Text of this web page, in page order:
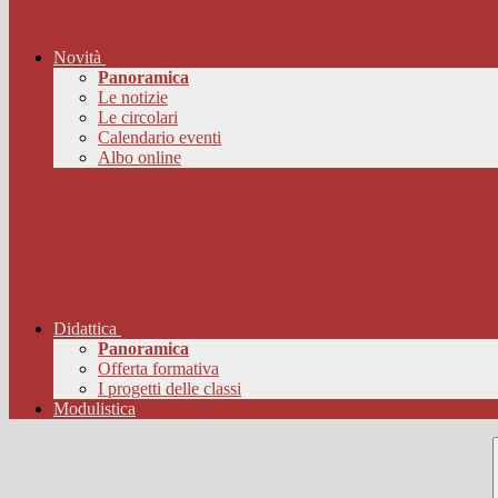
Novità
Panoramica
Le notizie
Le circolari
Calendario eventi
Albo online
Didattica
Panoramica
Offerta formativa
I progetti delle classi
Modulistica